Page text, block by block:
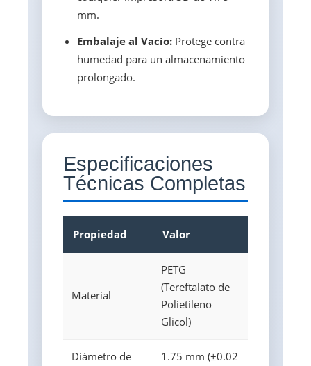
mm.
Embalaje al Vacío: Protege contra
humedad para un almacenamiento
prolongado.
Especificaciones
Técnicas Completas
Propiedad Valor
Material
PETG
(Tereftalato de
Polietileno
Glicol)
Diámetro de
1.75 mm (±0.02